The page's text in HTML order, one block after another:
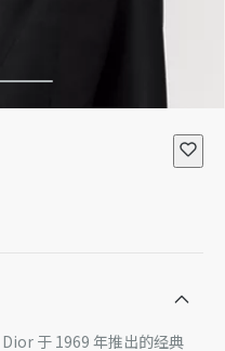
于 1969 年推出的经典